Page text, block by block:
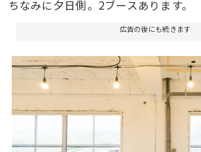
ちなみに夕日側。2ブースあります。
広告の後にも続きます